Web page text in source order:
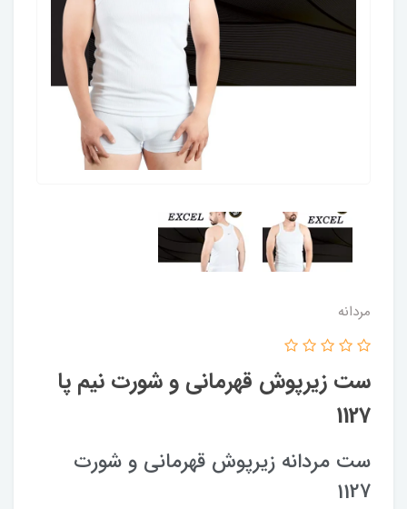
مردانه
ست زیرپوش قهرمانی و شورت نیم پا
1127
ست مردانه زیرپوش قهرمانی و شورت
1127